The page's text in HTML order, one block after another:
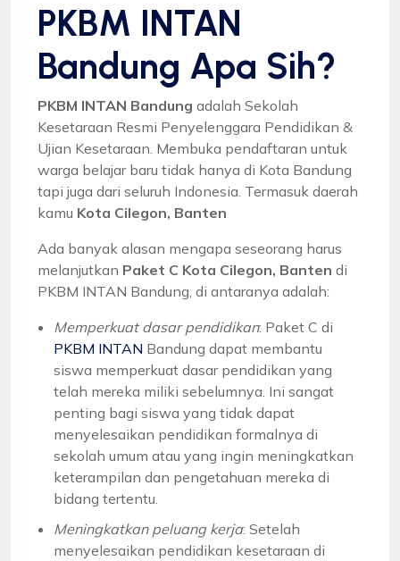
PKBM INTAN
Bandung Apa Sih?
PKBM INTAN Bandung adalah Sekolah
Kesetaraan Resmi Penyelenggara Pendidikan &
Ujian Kesetaraan. Membuka pendaftaran untuk
warga belajar baru tidak hanya di Kota Bandung
tapi juga dari seluruh Indonesia. Termasuk daerah
kamu Kota Cilegon, Banten
Ada banyak alasan mengapa seseorang harus
melanjutkan Paket C Kota Cilegon, Banten di
PKBM INTAN Bandung, di antaranya adalah:
Memperkuat dasar pendidikan: Paket C di
PKBM INTAN Bandung dapat membantu
siswa memperkuat dasar pendidikan yang
telah mereka miliki sebelumnya. Ini sangat
penting bagi siswa yang tidak dapat
menyelesaikan pendidikan formalnya di
sekolah umum atau yang ingin meningkatkan
keterampilan dan pengetahuan mereka di
bidang tertentu.
Meningkatkan peluang kerja: Setelah
menyelesaikan pendidikan kesetaraan di